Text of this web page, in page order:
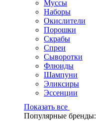
Муссы
Наборы
Окислители
Порошки
Скрабы
Спреи
Сыворотки
Флюиды
Шампуни
Эликсиры
Эссенции
Показать все
Популярные бренды: